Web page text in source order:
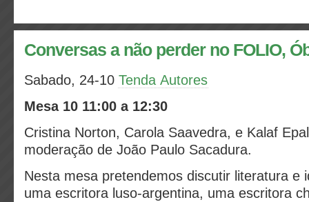
Conversas a não perder no FOLIO,
Sabado, 24-10 Tenda Autores
Mesa 10 11:00 a 12:30
Cristina Norton, Carola Saavedra, e Kalaf
moderação de João Paulo Sacadura.
Nesta mesa pretendemos discutir literatura e
uma escritora luso-argentina, uma escritora